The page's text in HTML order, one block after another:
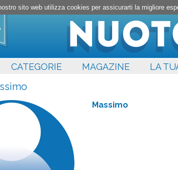
CATEGORIE MAGAZINE LA
Massimo
nostro sito web utilizza cookies per assicurarti la migliore